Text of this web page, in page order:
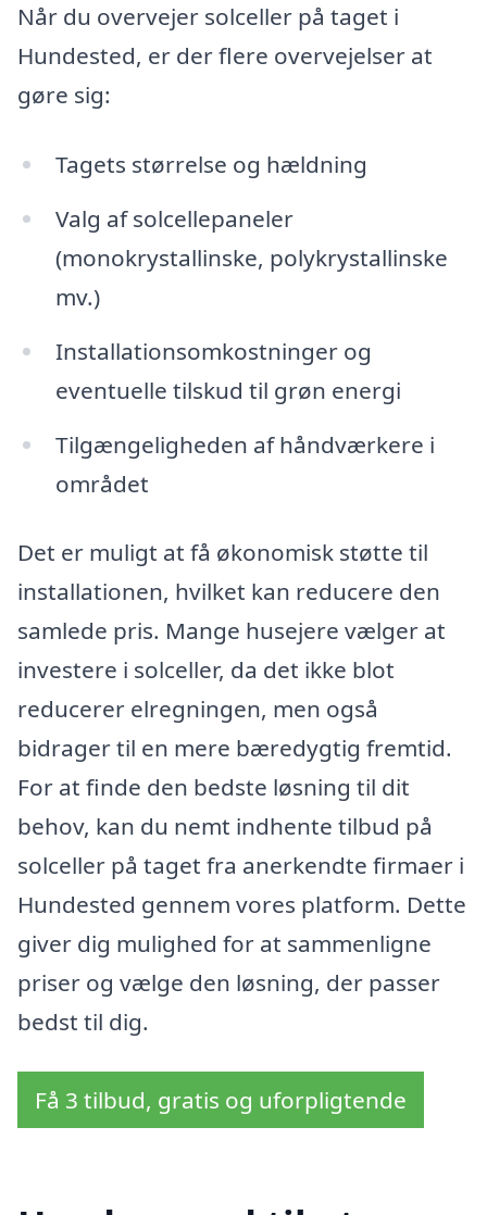
Når du overvejer solceller på taget i
Hundested, er der flere overvejelser at
gøre sig:
Tagets størrelse og hældning
Valg af solcellepaneler
(monokrystallinske, polykrystallinske
mv.)
Installationsomkostninger og
eventuelle tilskud til grøn energi
Tilgængeligheden af håndværkere i
området
Det er muligt at få økonomisk støtte til
installationen, hvilket kan reducere den
samlede pris. Mange husejere vælger at
investere i solceller, da det ikke blot
reducerer elregningen, men også
bidrager til en mere bæredygtig fremtid.
For at finde den bedste løsning til dit
behov, kan du nemt indhente tilbud på
solceller på taget fra anerkendte firmaer i
Hundested gennem vores platform. Dette
giver dig mulighed for at sammenligne
priser og vælge den løsning, der passer
bedst til dig.
Få 3 tilbud, gratis og uforpligtende